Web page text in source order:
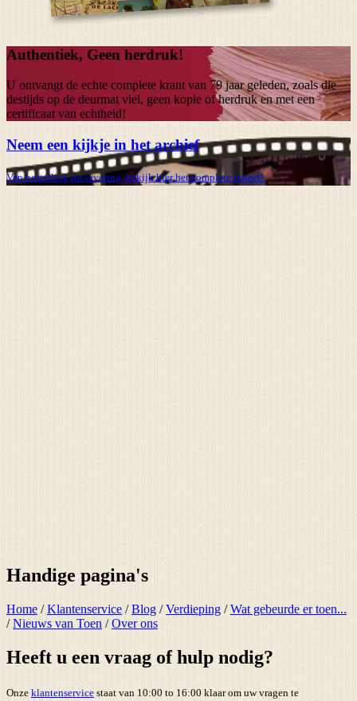
Authentiek, Geen herdruk!
U ontvangt de echte complete krant van 79 jaargeleden, zoals die
destijds op de deurmat viel, geen kopie of herdruk en met een
certificaat van echtheid!
Neem een kijkje in het archief
Van bestelling tot levering, bekijk hier het complete traject!
Handige pagina's
Home /Klantenservice /Blog /Verdieping /Wat gebeurde er toen...
/Nieuws van Toen /Over ons
Heeft u een vraag of hulp nodig?
Onze klantenservice staat van 10:00 to 16:00 klaar om uw vragen te